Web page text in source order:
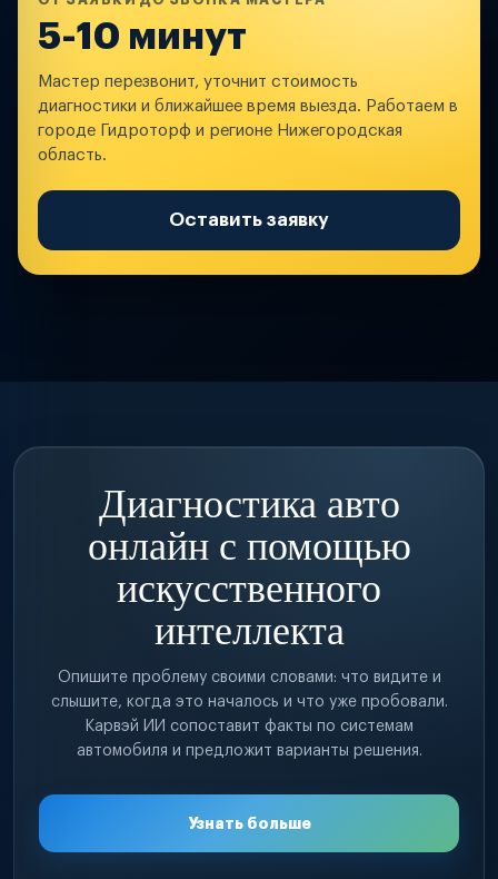
5-10 минут
Мастер перезвонит, уточнит стоимость
диагностики и ближайшее время выезда. Работаем в
городе Гидроторф и регионе Нижегородская
область.
Оставить заявку
Диагностика авто
онлайн с помощью
искусственного
интеллекта
Опишите проблему своими словами: что видите и
слышите, когда это началось и что уже пробовали.
Карвэй ИИ сопоставит факты по системам
автомобиля и предложит варианты решения.
Узнать больше